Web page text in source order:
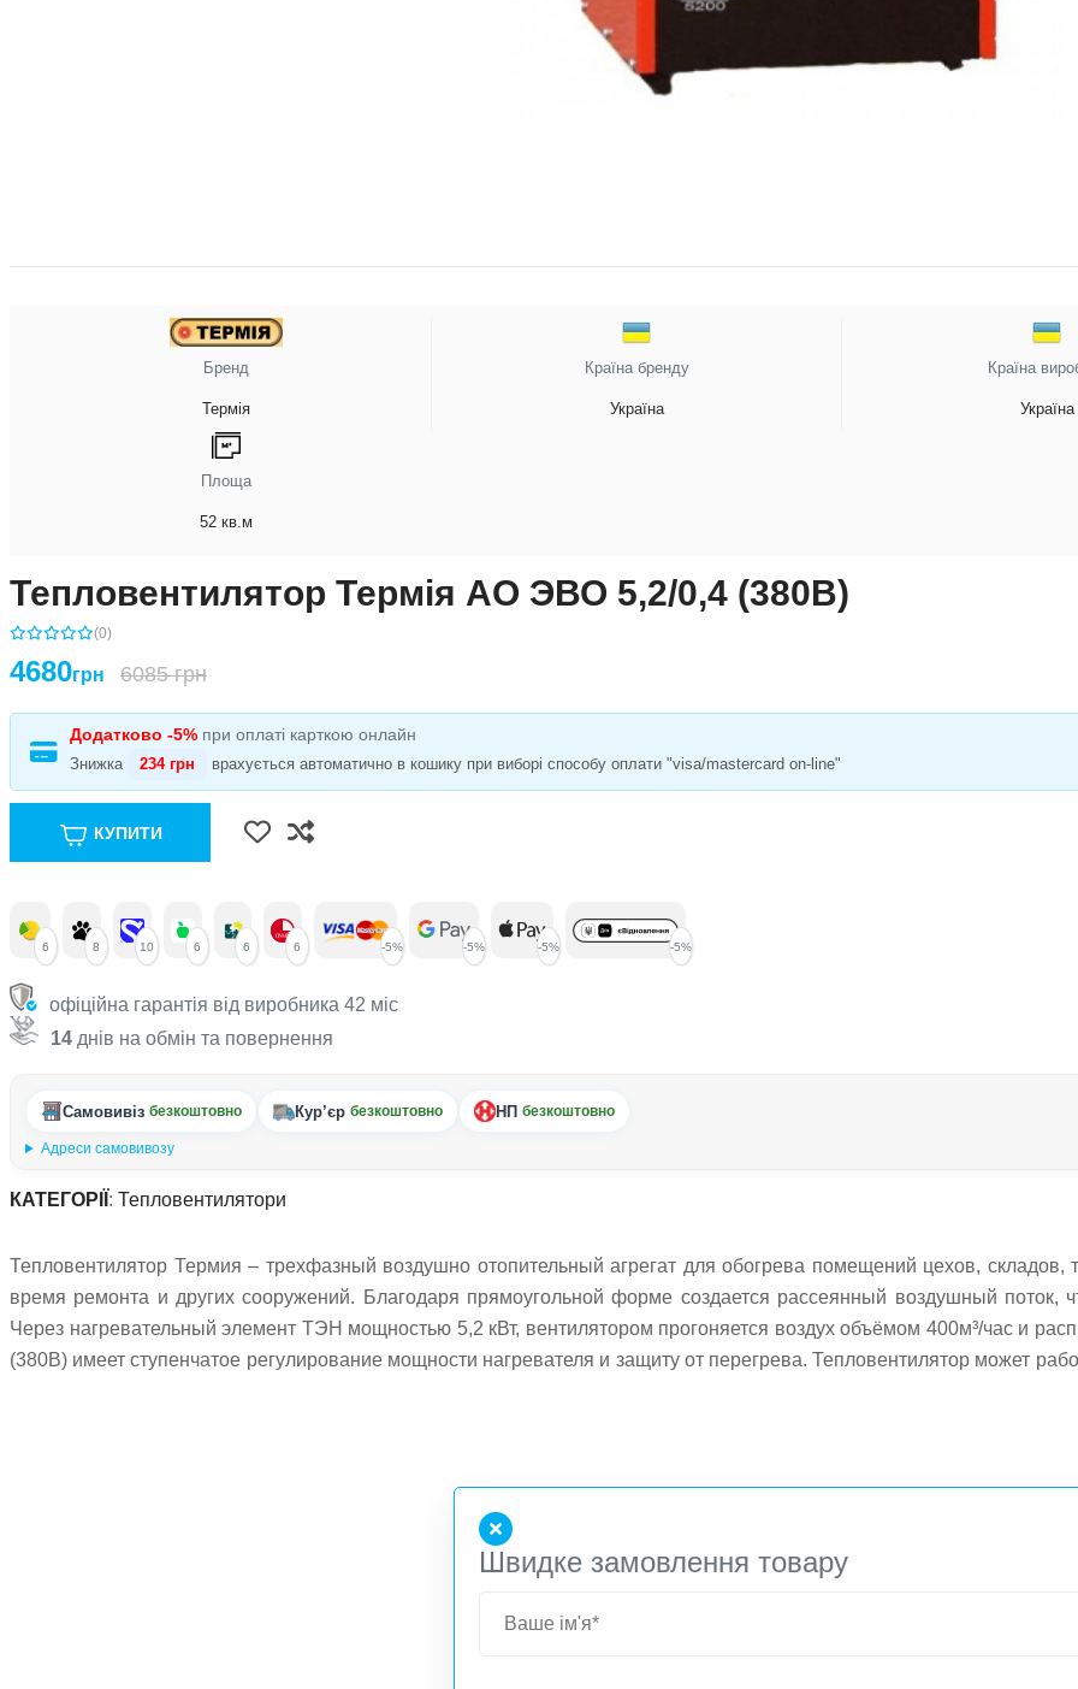
Бренд
Термія
Країна бренду
Україна
Країна
Україна
Площа
52 кв.м
Тепловентилятор Термія АО ЭВО 5,2/0,4 (380В)
(0)
4680грн 6085 грн
Додатково -5% при оплаті карткою онлайн
Знижка 234 грн врахується автоматично в кошику при виборі способу оплати "visa/mastercard on-line"
КУПИТИ
6 8 10 6 6 6 -5% -5% -5% -5%
офіційна гарантія від виробника 42 міс
14 днів на обмін та повернення
Самовивіз безкоштовно Кур’єр безкоштовно НП безкоштовно
Адреси самовивозу
КАТЕГОРІЇ : Тепловентилятори
Тепловентилятор Термия – трехфазный воздушно отопительный агрегат для обогрева помещений цехов,
время ремонта и других сооружений. Благодаря прямоугольной форме создается рассеянный воздушный поток,
Через нагревательный элемент ТЭН мощностью 5,2 кВт, вентилятором прогоняется воздух объёмом 400м³/час и
(380В) имеет ступенчатое регулирование мощности нагревателя и защиту от перегрева. Тепловентилятор может
Швидке замовлення товару